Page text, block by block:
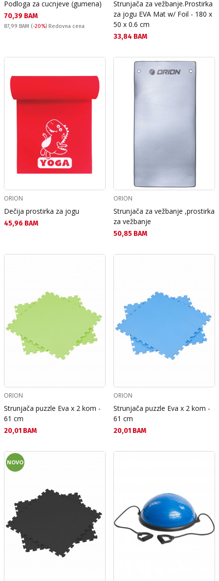
Podloga za cucnjeve (gumena)
Текуща цена:
70,39 BAM
Redovna cena:
87,99 BAM (-20%) Redovna cena
Strunjača za vežbanje.Prostirka
za jogu EVA Mat w/ Foil - 180 x
50 x 0.6 cm
Текуща цена:
33,84 BAM
ORION
Dečija prostirka za jogu
Текуща цена:
45,96 BAM
ORION
Strunjača za vežbanje ,prostirka
za vežbanje
Текуща цена:
50,85 BAM
ORION
Strunjača puzzle Eva x 2 kom -
61 cm
Текуща цена:
20,01 BAM
ORION
Strunjača puzzle Eva x 2 kom -
61 cm
Текуща цена:
20,01 BAM
NOVO